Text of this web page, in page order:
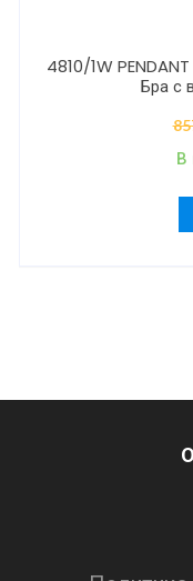
4810/1W
Бра с
В